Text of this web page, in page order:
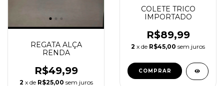
REGATA ALÇA
RENDA
R$49,99
2 x de R$25,00 sem juros
COLETE TRICO
IMPORTADO
R$89,99
2 x de R$45,00 sem juros
COMPRAR